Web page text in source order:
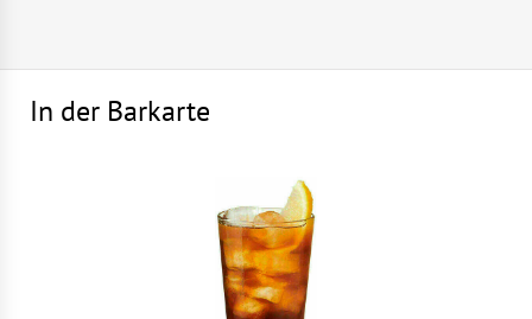
In der Barkarte